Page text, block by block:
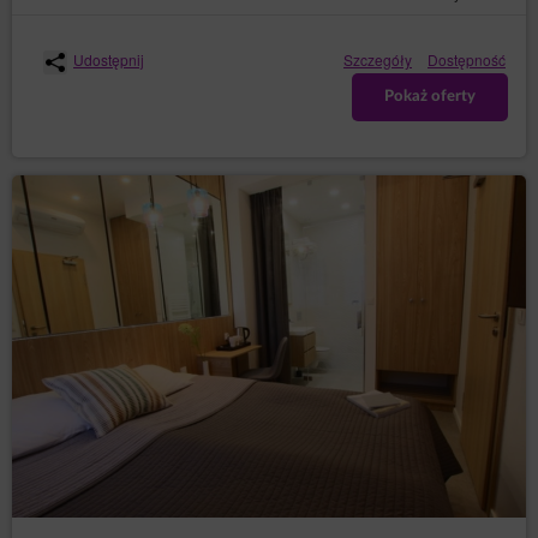
geolokalizacji jest wykorzystywana w celu
dostarczania bardziej dostosowanych ofert
mail, numer telefonu, NIP, numer konta
bankowego lub inne dane osobowe, których
podanie jest niezbędne do zrealizowania
zakupu, a których podania w procesie
rezerwacyjnym wymaga Administrator.
Informacje te nie zawierają danych dotyczących
tożsamości Gości/Użytkowników, lecz w połączeniu z
innymi informacjami mogą stanowić dane osobowe i w
związku z tym Administrator obejmuje je pełną
ochroną przysługującą na gruncie RODO.
Dane te są przetwarzane zgodnie z art. 6 ust. 1 lit. b
RODO, w celu realizacji usługi, tj. umowy o
świadczenie usług drogą elektroniczną zgodnie z
Regulaminem oraz zgodnie z art. 6 ust. 1 lit. a RODO,
Udostępnij Szczegóły Dostępność
Pokaż oferty